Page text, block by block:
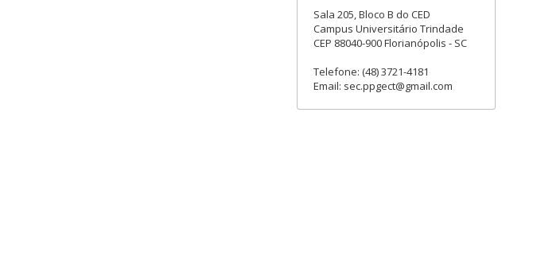
Sala 205, Bloco B do CED
Campus Universitário Trindade
CEP 88040-900 Florianópolis - SC
Telefone: (48) 3721-4181
Email: sec.ppgect@gmail.com